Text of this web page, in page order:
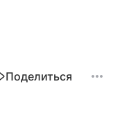
Поделиться